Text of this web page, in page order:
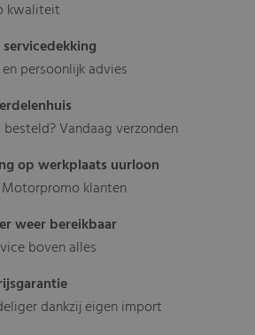
kwaliteit
persoonlijk advies
besteld? Vandaag verzonden
op werkplaats uurloon
klanten
weer bereikbaar
boven alles
dankzij eigen import